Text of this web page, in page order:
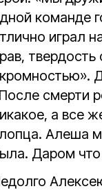
команде
играл
твердость
смерти
а все
Алеша
Даром что